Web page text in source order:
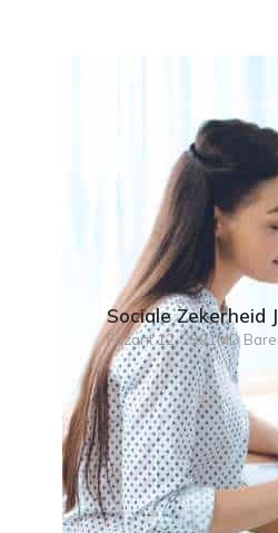
Sociale Zekerheid
Fazant 12, 2991MD